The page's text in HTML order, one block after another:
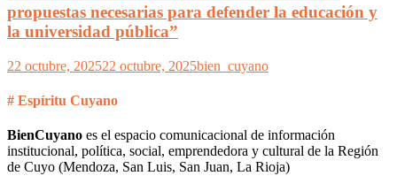
propuestas necesarias para defender la educación y
la universidad pública”
22 octubre, 202522 octubre, 2025bien_cuyano
# Espíritu Cuyano
BienCuyano es el espacio comunicacional de información
institucional, política, social, emprendedora y cultural de la Región
de Cuyo (Mendoza, San Luis, San Juan, La Rioja)